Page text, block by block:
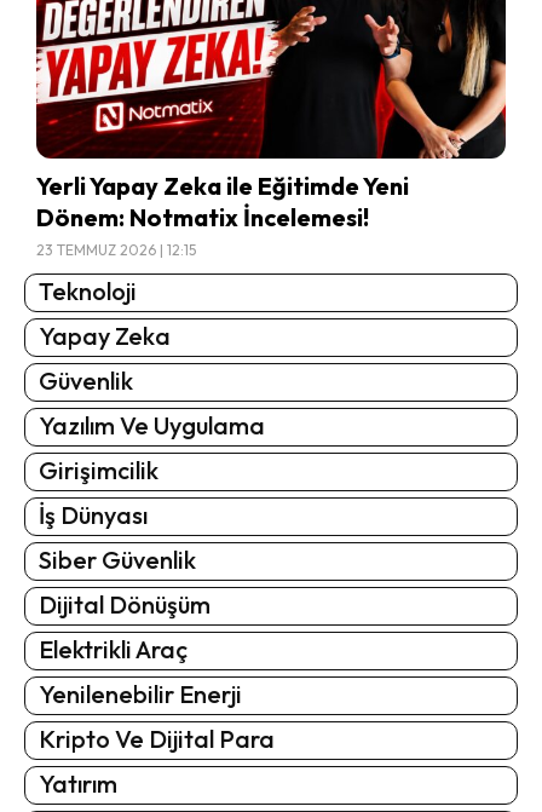
Yerli Yapay Zeka ile Eğitimde Yeni
Dönem: Notmatix İncelemesi!
23 TEMMUZ 2026 | 12:15
Teknoloji
Yapay Zeka
Güvenlik
Yazılım Ve Uygulama
Girişimcilik
İş Dünyası
Siber Güvenlik
Dijital Dönüşüm
Elektrikli Araç
Yenilenebilir Enerji
Kripto Ve Dijital Para
Yatırım